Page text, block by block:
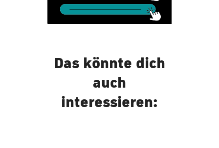
Das könnte dich
auch
interessieren: